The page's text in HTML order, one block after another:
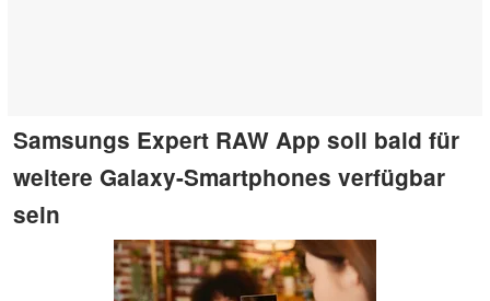
Samsungs Expert RAW App soll bald für
weitere Galaxy-Smartphones verfügbar
sein